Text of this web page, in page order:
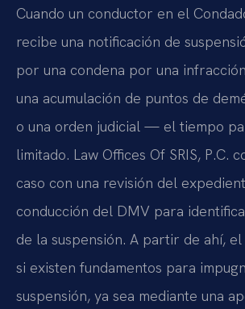
Cuando un conductor en el
recibe una notificación de
por una condena por una
una acumulación de puntos de
o una orden judicial — el tiempo
limitado. Law Offices Of SRIS, P.C.
caso con una revisión del
conducción del DMV para
de la suspensión. A partir de ahí,
si existen fundamentos para
suspensión, ya sea mediante una